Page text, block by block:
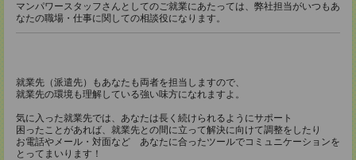
マンパワースタッフさんとしてのご就業にあたっては、弊社担当がいつもあ
なたの職場・仕事に関しての相談役になります。
就業先（派遣先）もあなたも両者を担当しますので、
就業先の環境も理解している強い味方になれますよ。
気に入った就業先では、あなたは長く続けられるようにサポート
困ったことがあれば、就業先との間に立って解決に向けて調整をしたり
お電話やメール・対面など あなたに合ったツールでコミュニケーションを
とってまいります！